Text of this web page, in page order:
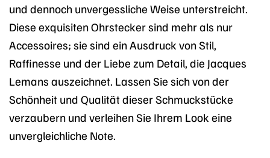
und dennoch unvergessliche Weise unterstreicht.
Diese exquisiten Ohrstecker sind mehr als nur
Accessoires; sie sind ein Ausdruck von Stil,
Raffinesse und der Liebe zum Detail, die Jacques
Lemans auszeichnet. Lassen Sie sich von der
Schönheit und Qualität dieser Schmuckstücke
verzaubern und verleihen Sie Ihrem Look eine
unvergleichliche Note.